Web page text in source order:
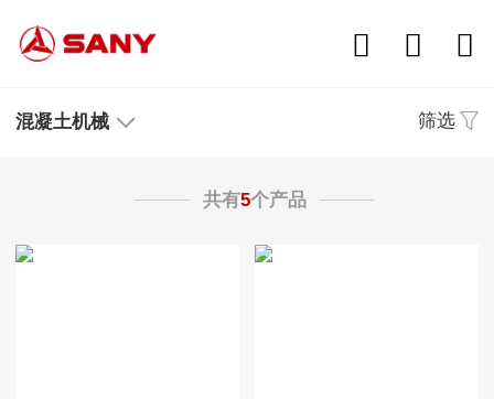
混凝土机械 筛选
共有5个产品